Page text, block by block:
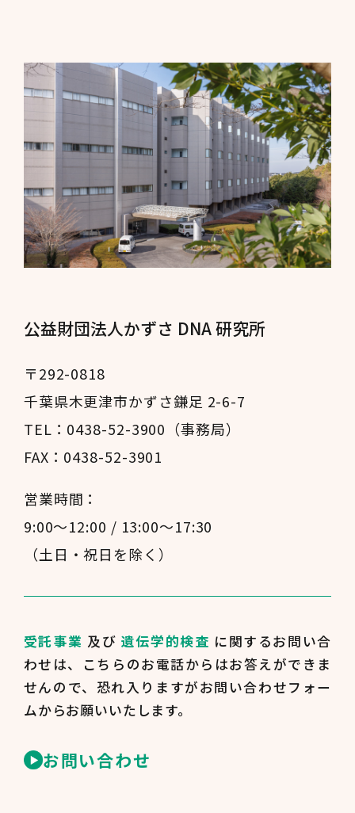
公益財団法人かずさ DNA 研究所
〒292-0818
千葉県木更津市かずさ鎌足 2-6-7
TEL：0438-52-3900（事務局）
FAX：0438-52-3901
営業時間：
9:00～12:00 / 13:00～17:30
（土日・祝日を除く）
受託事業 及び 遺伝学的検査 に関するお問い合
わせは、
こちらのお電話からはお答えができま
せんので、 恐れ入りますがお問い合わせフォー
ムからお願いいたします。
お問い合わせ